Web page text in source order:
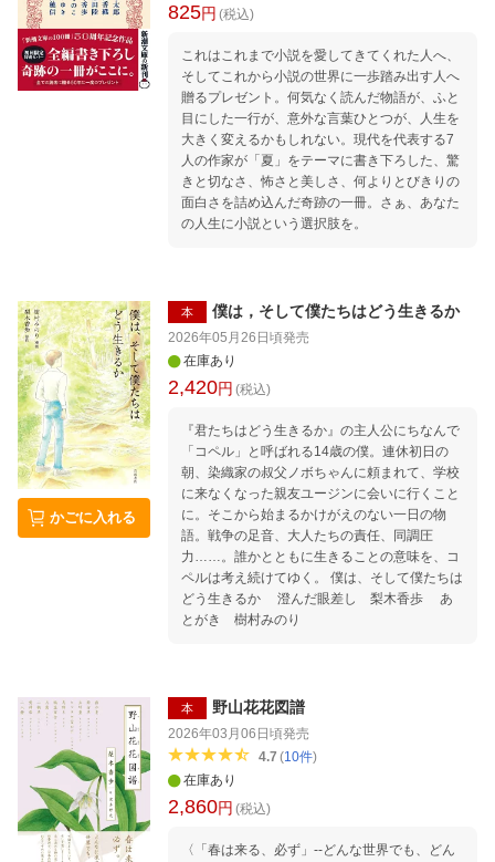
825円 (税込)
これはこれまで小説を愛してきてくれた人へ、
そしてこれから小説の世界に一歩踏み出す人へ
贈るプレゼント。何気なく読んだ物語が、ふと
目にした一行が、意外な言葉ひとつが、人生を
大きく変えるかもしれない。現代を代表する7
人の作家が「夏」をテーマに書き下ろした、驚
きと切なさ、怖さと美しさ、何よりとびきりの
面白さを詰め込んだ奇跡の一冊。さぁ、あなた
の人生に小説という選択肢を。
かごに入れる
本 僕は，そして僕たちはどう生きるか
2026年05月26日頃発売
在庫あり
2,420円 (税込)
『君たちはどう生きるか』の主人公にちなんで
「コペル」と呼ばれる14歳の僕。連休初日の
朝、染織家の叔父ノボちゃんに頼まれて、学校
に来なくなった親友ユージンに会いに行くこと
に。そこから始まるかけがえのない一日の物
語。戦争の足音、大人たちの責任、同調圧
力……。誰かとともに生きることの意味を、コ
ペルは考え続けてゆく。 僕は、そして僕たちは
どう生きるか 澄んだ眼差し 梨木香歩 あ
とがき 樹村みのり
本 野山花花図譜
2026年03月06日頃発売
4.7 (10件)
在庫あり
2,860円 (税込)
〈「春は来る、必ず」--どんな世界でも、どん